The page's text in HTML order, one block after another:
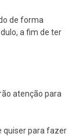
de forma
a fim de ter
atenção para
quiser para fazer